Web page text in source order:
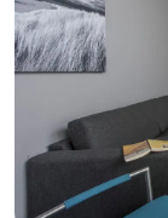
Webcam
Webcam
Strand
Übernachten
Appartements